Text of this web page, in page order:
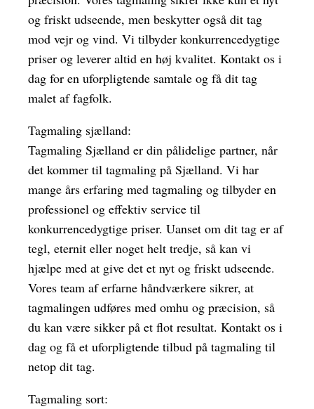
og friskt udseende, men beskytter også dit tag
mod vejr og vind. Vi tilbyder konkurrencedygtige
priser og leverer altid en høj kvalitet. Kontakt os i
dag for en uforpligtende samtale og få dit tag
malet af fagfolk.
Tagmaling sjælland:
Tagmaling Sjælland er din pålidelige partner, når
det kommer til tagmaling på Sjælland. Vi har
mange års erfaring med tagmaling og tilbyder en
professionel og effektiv service til
konkurrencedygtige priser. Uanset om dit tag er af
tegl, eternit eller noget helt tredje, så kan vi
hjælpe med at give det et nyt og friskt udseende.
Vores team af erfarne håndværkere sikrer, at
tagmalingen udføres med omhu og præcision, så
du kan være sikker på et flot resultat. Kontakt os i
dag og få et uforpligtende tilbud på tagmaling til
netop dit tag.
Tagmaling sort: